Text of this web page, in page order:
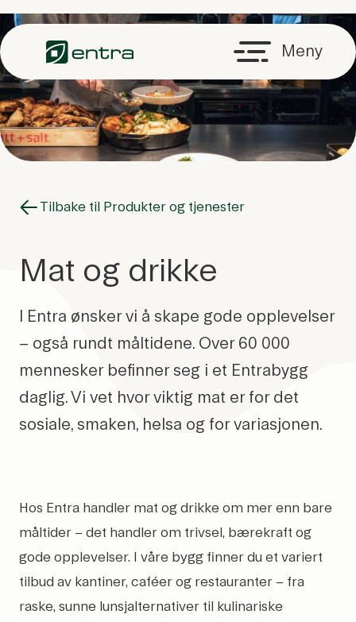
Hopp til hovedinnhold
Meny
Tilbake til Produkter og tjenester
Mat og drikke
I Entra ønsker vi å skape gode opplevelser
– også rundt måltidene. Over 60 000
mennesker befinner seg i et Entrabygg
daglig. Vi vet hvor viktig mat er for det
sosiale, smaken, helsa og for variasjonen.
Hos Entra handler mat og drikke om mer enn bare
måltider – det handler om trivsel, bærekraft og
gode opplevelser. I våre bygg finner du et variert
tilbud av kantiner, caféer og restauranter – fra
raske, sunne lunsjalternativer til kulinariske